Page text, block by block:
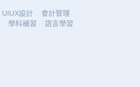
UIUX設計
會計管理
學科補習
語言學習